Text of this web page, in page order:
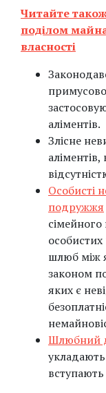
Читайте
поділом
власності
аліментів.
Злісне
Особисті
подружжя
особистих
шлюб між
законом
яких є
Шлюбний